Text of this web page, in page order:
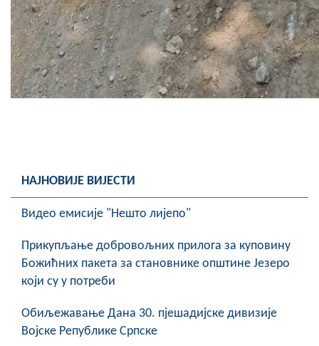
НАЈНОВИЈЕ ВИЈЕСТИ
Видео емисије "Нешто лијепо"
Прикупљање добровољних прилога за куповину
Божићних пакета за становнике општине Језеро
који су у потреби
Обиљежавање Данa 30. пјешадијске дивизије
Војске Републике Српске